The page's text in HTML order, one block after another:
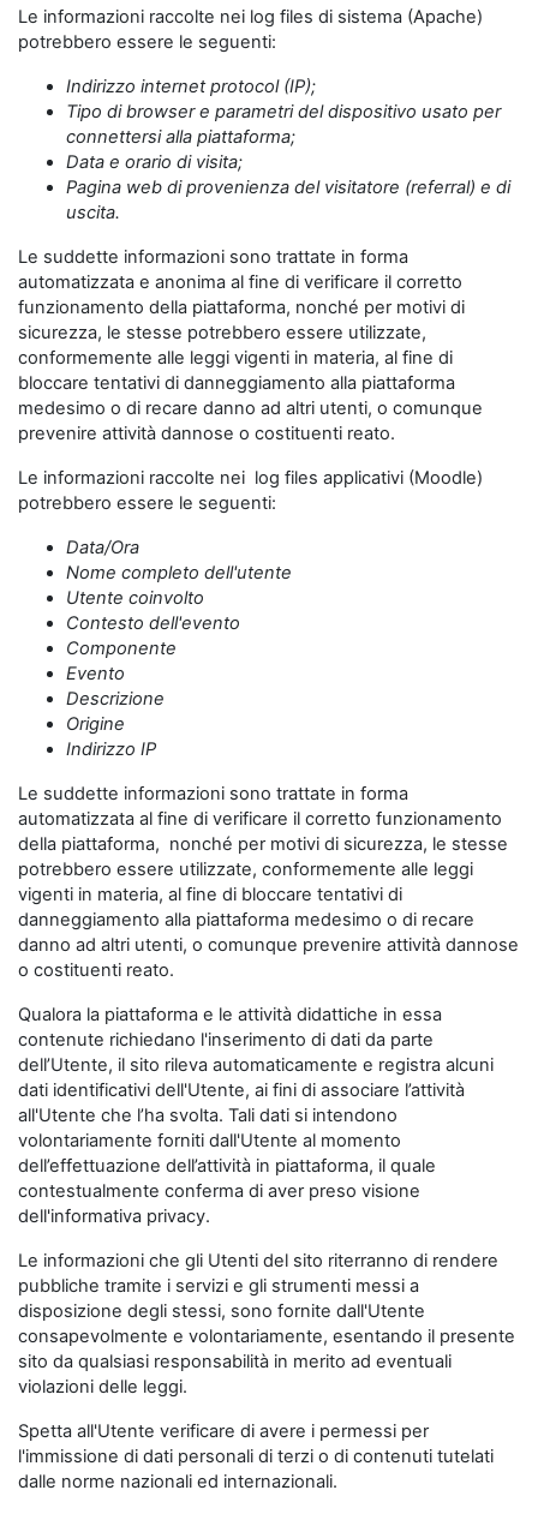
Le informazioni raccolte nei log files di sistema (Apache)
potrebbero essere le seguenti:
Indirizzo internet protocol (IP);
Tipo di browser e parametri del dispositivo usato per
connettersi alla piattaforma;
Data e orario di visita;
Pagina web di provenienza del visitatore (referral) e di
uscita.
Le suddette informazioni sono trattate in forma
automatizzata e anonima al fine di verificare il corretto
funzionamento della piattaforma, nonché per motivi di
sicurezza, le stesse potrebbero essere utilizzate,
conformemente alle leggi vigenti in materia, al fine di
bloccare tentativi di danneggiamento alla piattaforma
medesimo o di recare danno ad altri utenti, o comunque
prevenire attività dannose o costituenti reato.
Le informazioni raccolte nei log files applicativi (Moodle)
potrebbero essere le seguenti:
Data/Ora
Nome completo dell'utente
Utente coinvolto
Contesto dell'evento
Componente
Evento
Descrizione
Origine
Indirizzo IP
Le suddette informazioni sono trattate in forma
automatizzata al fine di verificare il corretto funzionamento
della piattaforma, nonché per motivi di sicurezza, le stesse
potrebbero essere utilizzate, conformemente alle leggi
vigenti in materia, al fine di bloccare tentativi di
danneggiamento alla piattaforma medesimo o di recare
danno ad altri utenti, o comunque prevenire attività dannose
o costituenti reato.
Qualora la piattaforma e le attività didattiche in essa
contenute richiedano l'inserimento di dati da parte
dell’Utente, il sito rileva automaticamente e registra alcuni
dati identificativi dell'Utente, ai fini di associare l’attività
all'Utente che l’ha svolta. Tali dati si intendono
volontariamente forniti dall'Utente al momento
dell’effettuazione dell’attività in piattaforma, il quale
contestualmente conferma di aver preso visione
dell'informativa privacy.
Le informazioni che gli Utenti del sito riterranno di rendere
pubbliche tramite i servizi e gli strumenti messi a
disposizione degli stessi, sono fornite dall'Utente
consapevolmente e volontariamente, esentando il presente
sito da qualsiasi responsabilità in merito ad eventuali
violazioni delle leggi.
Spetta all'Utente verificare di avere i permessi per
l'immissione di dati personali di terzi o di contenuti tutelati
dalle norme nazionali ed internazionali.